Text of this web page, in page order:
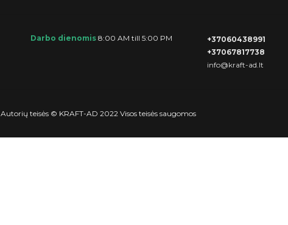
Darbo dienomis 8:00 AM till 5:00 PM
+37060438991
+37067817738
info@kraft-ad.lt
Autorių teisės © KRAFT-AD 2022 Visos teisės saugomos